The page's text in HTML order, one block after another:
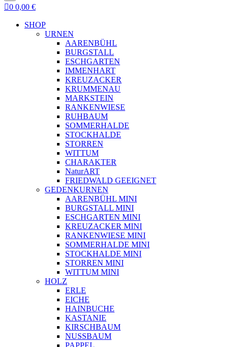
0 0,00 €
SHOP
URNEN
AARENBÜHL
BURGSTALL
ESCHGARTEN
IMMENHART
KREUZACKER
KRUMMENAU
MARKSTEIN
RANKENWIESE
RUHBAUM
SOMMERHALDE
STOCKHALDE
STORREN
WITTUM
CHARAKTER
NaturART
FRIEDWALD GEEIGNET
GEDENKURNEN
AARENBÜHL MINI
BURGSTALL MINI
ESCHGARTEN MINI
KREUZACKER MINI
RANKENWIESE MINI
SOMMERHALDE MINI
STOCKHALDE MINI
STORREN MINI
WITTUM MINI
HOLZ
ERLE
EICHE
HAINBUCHE
KASTANIE
KIRSCHBAUM
NUSSBAUM
PAPPEL